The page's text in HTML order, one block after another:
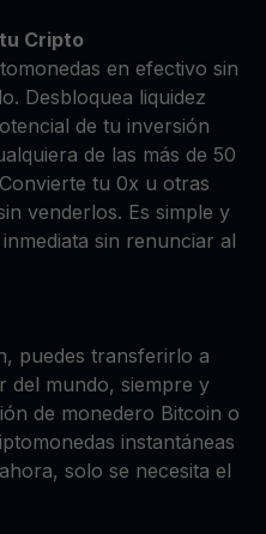
Cripto
en efectivo sin
Desbloquea liquidez
de tu inversión
de las más de 50
tu 0x u otras
venderlos. Es simple y
sin renunciar al
puedes transferirlo a
del mundo, siempre y
de monedero Bitcoin o
instantáneas
solo se necesita el